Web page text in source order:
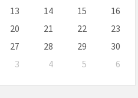
13 14 15
16
20 21 22
23
27 28 29
30
3 4 5
6